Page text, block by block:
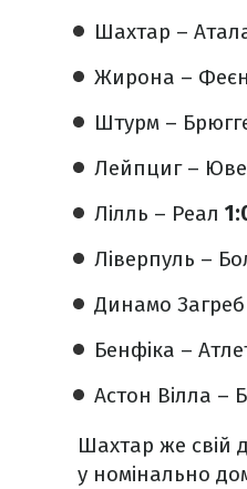
Шахтар –
Жирона –
Штурм –
Лейпциг –
Лілль – Реал
Ліверпуль –
Динамо
Бенфіка –
Астон Вілла –
Шахтар же свій
у номінально